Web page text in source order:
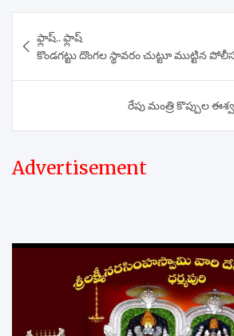
navigation
ఫ్లాష్.. ఫ్లాష్
కొండగట్టు దొంగల స్థావరం చుట్టూ ముట్టిన
రేపు మంత్రి కొప్పుల
Advertisement